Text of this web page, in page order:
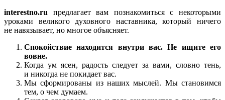
interestno.ru предлагает вам познакомиться с некоторыми
уроками великого духовного наставника, который ничего
не навязывает, но многое объясняет.
Спокойствие находится внутри вас. Не ищите его
вовне.
Когда ум ясен, радость следует за вами, словно тень,
и никогда не покидает вас.
Мы сформированы из наших мыслей. Мы становимся
тем, о чем думаем.